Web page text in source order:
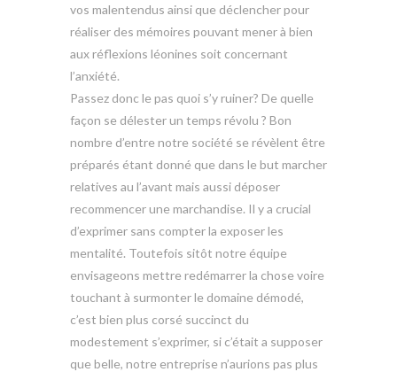
vos malentendus ainsi que déclencher pour
réaliser des mémoires pouvant mener à bien
aux réflexions léonines soit concernant
l’anxiété.
Passez donc le pas quoi s’y ruiner? De quelle
façon se délester un temps révolu ? Bon
nombre d’entre notre société se révèlent être
préparés étant donné que dans le but marcher
relatives au l’avant mais aussi déposer
recommencer une marchandise. Il y a crucial
d’exprimer sans compter la exposer les
mentalité. Toutefois sitôt notre équipe
envisageons mettre redémarrer la chose voire
touchant à surmonter le domaine démodé,
c’est bien plus corsé succinct du
modestement s’exprimer, si c’était a supposer
que belle, notre entreprise n’aurions pas plus